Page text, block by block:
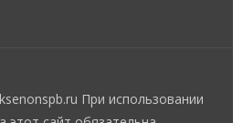
При использовании